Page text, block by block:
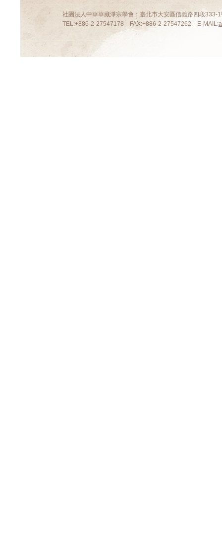
社團法人中華華藏淨宗學會：臺北市大安區信義路四段333-
TEL:+886-2-27547178 FAX:+886-2-27547262 E-MAIL: